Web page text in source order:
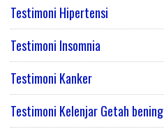
Testimoni Hipertensi
Testimoni Insomnia
Testimoni Kanker
Testimoni Kelenjar Getah bening